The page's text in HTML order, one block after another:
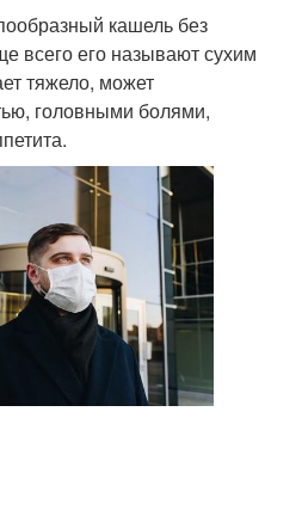
кашель без
всего его называют сухим
тяжело, может
головными болями,